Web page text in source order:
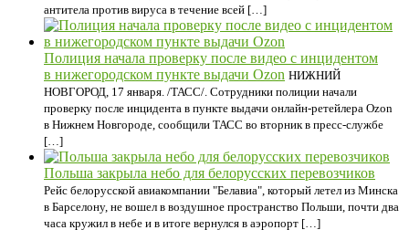
антитела против вируса в течение всей […]
Полиция начала проверку после видео с инцидентом
в нижегородском пункте выдачи Ozon НИЖНИЙ
НОВГОРОД, 17 января. /ТАСС/. Сотрудники полиции начали
проверку после инцидента в пункте выдачи онлайн-ретейлера Ozon
в Нижнем Новгороде, сообщили ТАСС во вторник в пресс-службе
[…]
Польша закрыла небо для белорусских перевозчиков
Рейс белорусской авиакомпании "Белавиа", который летел из Минска
в Барселону, не вошел в воздушное пространство Польши, почти два
часа кружил в небе и в итоге вернулся в аэропорт […]